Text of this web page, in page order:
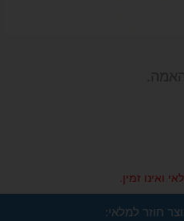
ואינו זמין.
חוזר למלאי: